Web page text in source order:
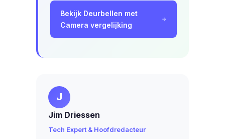
Bekijk Deurbellen met
Camera vergelijking
J
Jim Driessen
Tech Expert & Hoofdredacteur